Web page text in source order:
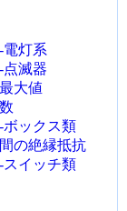
電灯系
点滅器
大値
ボックス類
の絶縁抵抗
スイッチ類